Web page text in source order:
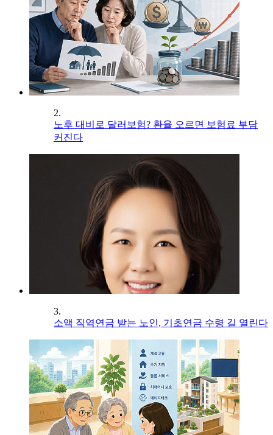
2.
노후 대비로 달러보험? 환율 오르면 보험료 부담
커진다
3.
소액 직역연금 받는 노인, 기초연금 수령 길 열린다